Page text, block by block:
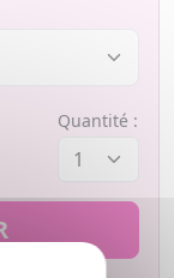
Quantité :